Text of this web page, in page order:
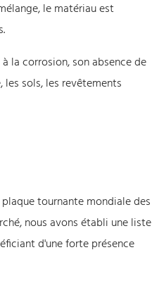
le matériau est
la corrosion, son absence de
sols, les revêtements
tournante mondiale des
nous avons établi une liste
d'une forte présence